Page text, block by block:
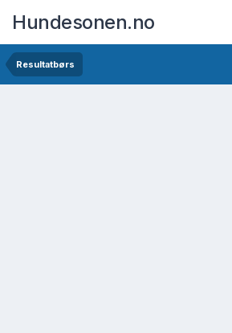
Hundesonen.no
Resultatbørs